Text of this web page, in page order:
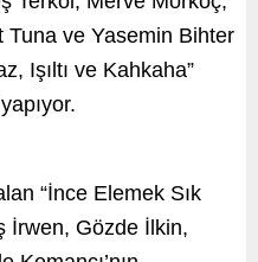
Tuna ve Yasemin Bihter
Işıltı ve Kahkaha”
“İnce Elemek Sık
İrwen, Gözde İlkin,